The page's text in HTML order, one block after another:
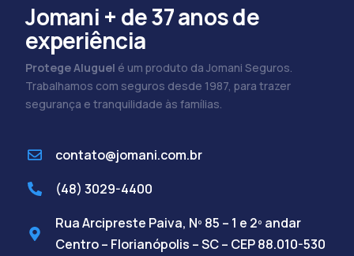
Jomani + de 37 anos de
experiência
Protege Aluguel é um produto da Jomani Seguros.
Trabalhamos com seguros desde 1987, para trazer
segurança e tranquilidade às famílias.
contato@jomani.com.br
(48) 3029-4400
Rua Arcipreste Paiva, Nº 85 – 1 e 2º andar
Centro – Florianópolis – SC – CEP 88.010-530